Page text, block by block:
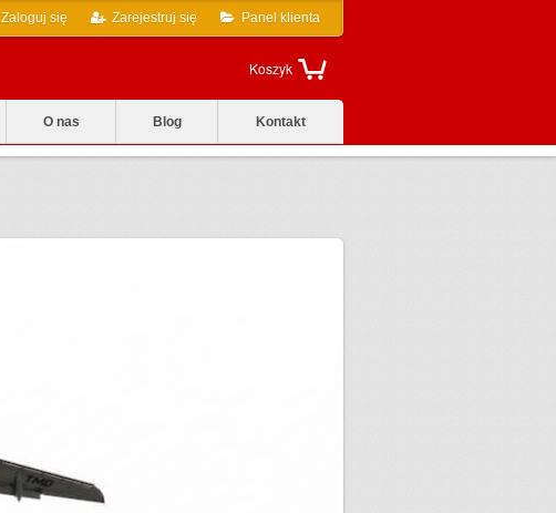
Zaloguj się Zarejestruj się Panel klienta
Koszyk
O nas Blog Kontakt